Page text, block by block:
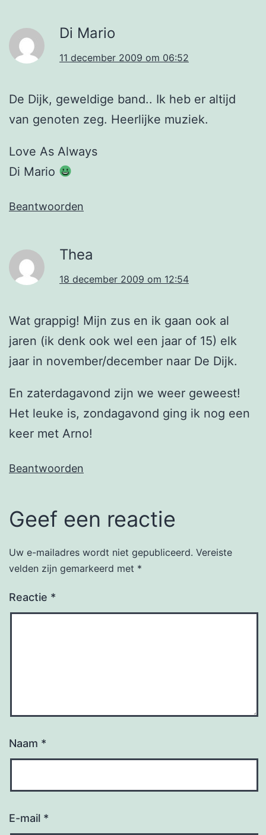
Di Mario
11 december 2009 om 06:52
De Dijk, geweldige band.. Ik heb er altijd
van genoten zeg. Heerlijke muziek.
Love As Always
Di Mario
Beantwoorden
Thea
18 december 2009 om 12:54
Wat grappig! Mijn zus en ik gaan ook al
jaren (ik denk ook wel een jaar of 15) elk
jaar in november/december naar De Dijk.
En zaterdagavond zijn we weer geweest!
Het leuke is, zondagavond ging ik nog een
keer met Arno!
Beantwoorden
Geef een reactie
Uw e-mailadres wordt niet gepubliceerd. Vereiste
velden zijn gemarkeerd met *
Reactie *
Naam *
E-mail *